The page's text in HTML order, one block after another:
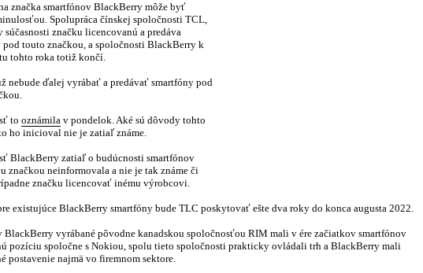
značka smartfónov BlackBerry môže byť
Spolupráca čínskej spoločnosti TCL,
súčasnosti značku licencovanú a predáva
pod touto značkou, a spoločnosti BlackBerry k
tohto roka totiž končí.
nebude ďalej vyrábať a predávať smartfóny pod
to oznámila v pondelok. Aké sú dôvody tohto
ho inicioval nie je zatiaľ známe.
BlackBerry zatiaľ o budúcnosti smartfónov
značkou neinformovala a nie je tak známe či
značku licencovať inému výrobcovi.
existujúce BlackBerry smartfóny bude TLC poskytovať ešte dva roky do konca augusta 2022.
BlackBerry vyrábané pôvodne kanadskou spoločnosťou RIM mali v ére začiatkov smartfónov
pozíciu spoločne s Nokiou, spolu tieto spoločnosti prakticky ovládali trh a BlackBerry mali
postavenie najmä vo firemnom sektore.